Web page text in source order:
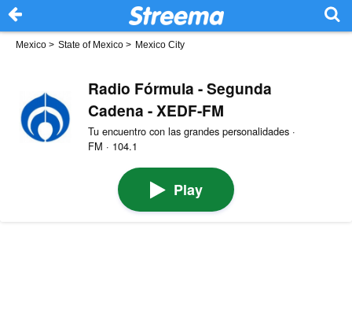
Mexico > State of Mexico > Mexico City
Radio Fórmula - Segunda
Cadena - XEDF-FM
Tu encuentro con las grandes personalidades ·
FM · 104.1
Play